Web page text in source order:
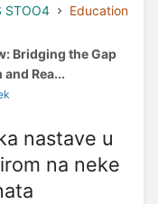
STOO4
Education
Bridging the Gap
Rea...
nastave u
na neke